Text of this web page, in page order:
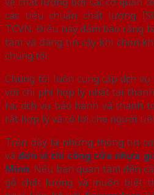
các tiêu chuẩn chất lượng
TCVN. Điều này đảm bảo rằng
tâm và đáng tin cậy khi chọn
chúng tôi.
Chúng tôi luôn cung cấp dịch
với chi phí hợp lý nhất tại
ra, dịch vụ bảo hành và thanh
rất hợp lý và có lợi cho người
Trên đây là những thông tin
vàđơn vị thi công cửa nhựa
Minh. Nếu bạn quan tâm đến
gỗ chất lượng và muốn biết